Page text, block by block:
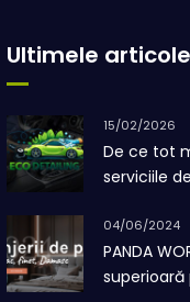
Ultimele articole
15/02/2026
De ce tot
serviciile
04/06/2024
PANDA